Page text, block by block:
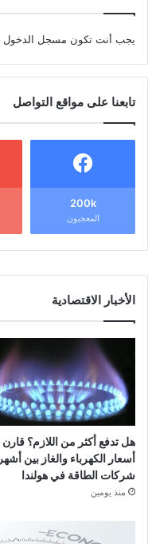
يجب أنت تكون مسجل الدخول
تابعنا على مواقع التواصل
200k
المعجبون
الأخبار الاقتصادية
هل تدفع أكثر من اللازم؟ قارن
أسعار الكهرباء والغاز بين أشهر
شركات الطاقة في هولندا
منذ يومين